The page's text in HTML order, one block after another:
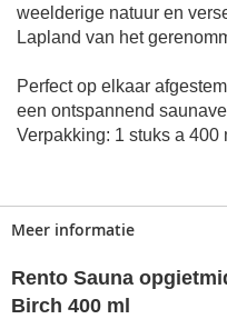
weelderige natuur en
Lapland van het
Perfect op elkaar
een ontspannend
Verpakking: 1 stuks a 400
Meer informatie
Rento Sauna
Birch 400 ml